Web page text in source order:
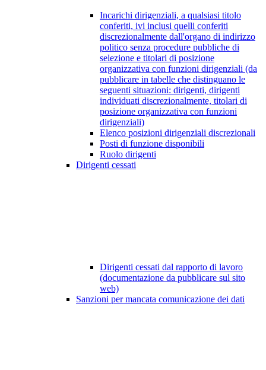
Incarichi dirigenziali, a qualsiasi titolo
conferiti, ivi inclusi quelli conferiti
discrezionalmente dall'organo di indirizzo
politico senza procedure pubbliche di
selezione e titolari di posizione
organizzativa con funzioni dirigenziali (da
pubblicare in tabelle che distinguano le
seguenti situazioni: dirigenti, dirigenti
individuati discrezionalmente, titolari di
posizione organizzativa con funzioni
dirigenziali)
Elenco posizioni dirigenziali discrezionali
Posti di funzione disponibili
Ruolo dirigenti
Dirigenti cessati
Dirigenti cessati dal rapporto di lavoro
(documentazione da pubblicare sul sito
web)
Sanzioni per mancata comunicazione dei dati